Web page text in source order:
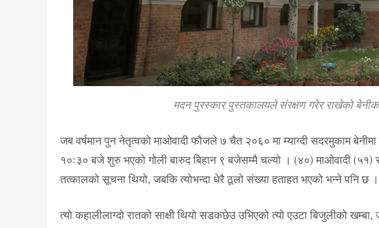
मदन पुरस्कार पुस्तकालयले संरक्षण गरेर राखेको
जब वर्षमान पुन नेतृत्वको माओवादी फौजले ७ चैत २०६० मा म्याग्दी सदरमुकाम
१०ः३० बजे शुरु भएको गोली बारुद बिहान ९ बजेसम्मै चल्यो । (४०) माओवादी (५१)
तत्कालको सूचना थियो, जबकि त्योभन्दा धेरै ठूलो संख्या हताहत भएको भन्ने पनि छ ।
त्यो कहालीलाग्दो रातको साक्षी थियो सडकछेउ उभिएको त्यो एउटा बिजुलीको